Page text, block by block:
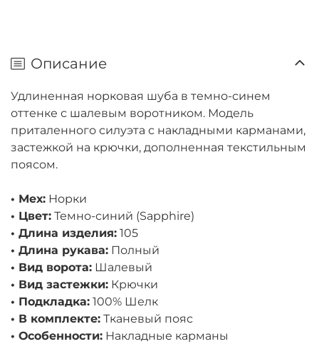
Описание
Удлиненная норковая шуба в темно-синем
оттенке с шалевым воротником. Модель
приталенного силуэта с накладными карманами,
застежкой на крючки, дополненная текстильным
поясом.
• Мех: Норки
• Цвет: Темно-синий (Sapphire)
• Длина изделия: 105
• Длина рукава: Полный
• Вид ворота: Шалевый
• Вид застежки: Крючки
• Подкладка: 100% Шелк
• В комплекте: Тканевый пояс
• Особенности: Накладные карманы